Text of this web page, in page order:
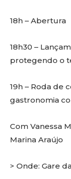
18h – Abertura
18h30 –
protegendo o
19h – Roda de
gastronomia
Com Vanessa
Marina Araújo
> Onde: Gare